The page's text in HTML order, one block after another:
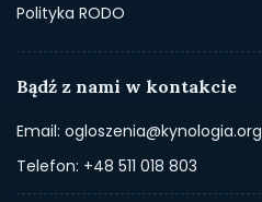
Polityka RODO
Bądź z nami w kontakcie
Email: ogloszenia@kynologia.org
Telefon: +48 511 018 803